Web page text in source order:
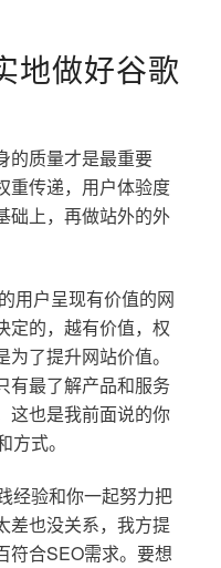
地做好谷歌
的质量才是最重要
重传递，用户体验度
础上，再做站外的外
用户呈现有价值的网
定的，越有价值，权
了提升网站价值。
有最了解产品和服务
这也是我前面说的你
式。
经验和你一起努力把
差也没关系，我方提
符合SEO需求。要想